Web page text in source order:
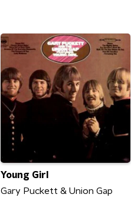
Young Girl
Gary Puckett & Union Gap